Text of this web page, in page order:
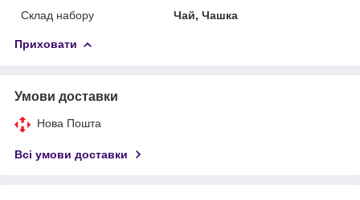
Склад набору
Чай, Чашка
Приховати
Умови доставки
Нова Пошта
Всі умови доставки